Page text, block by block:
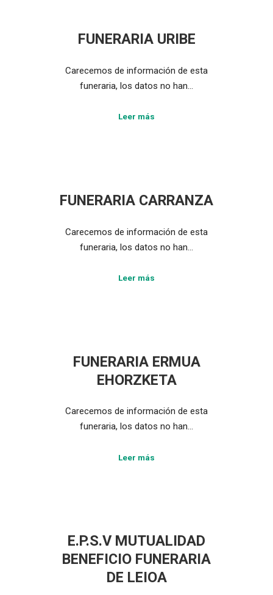
FUNERARIA URIBE
Carecemos de información de esta
funeraria, los datos no han…
Leer más
FUNERARIA CARRANZA
Carecemos de información de esta
funeraria, los datos no han…
Leer más
FUNERARIA ERMUA
EHORZKETA
Carecemos de información de esta
funeraria, los datos no han…
Leer más
E.P.S.V MUTUALIDAD
BENEFICIO FUNERARIA
DE LEIOA